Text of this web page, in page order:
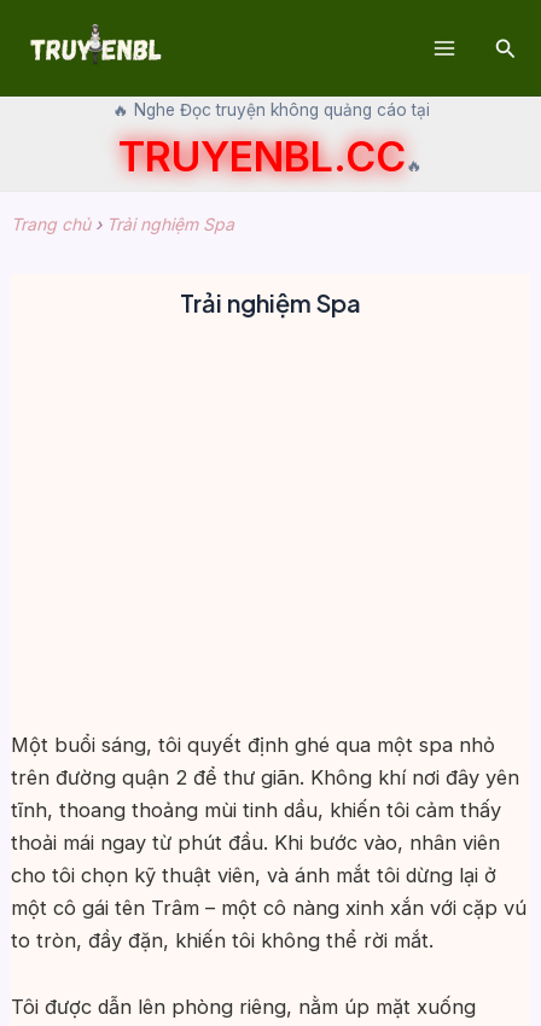
🔥 Nghe Đọc truyện không quảng cáo tại
TRUYENBL.CC🔥
Trang chủ› Trải nghiệm Spa
Trải nghiệm Spa
Một buổi sáng, tôi quyết định ghé qua một spa nhỏ
trên đường quận 2 để thư giãn. Không khí nơi đây yên
tĩnh, thoang thoảng mùi tinh dầu, khiến tôi cảm thấy
thoải mái ngay từ phút đầu. Khi bước vào, nhân viên
cho tôi chọn kỹ thuật viên, và ánh mắt tôi dừng lại ở
một cô gái tên Trâm – một cô nàng xinh xắn với cặp vú
to tròn, đầy đặn, khiến tôi không thể rời mắt.
Tôi được dẫn lên phòng riêng, nằm úp mặt xuống